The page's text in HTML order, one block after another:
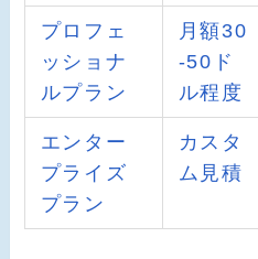
プロフェ
ッショナ
ルプラン
月額30
-50ド
ル程度
エンター
プライズ
プラン
カスタ
ム見積